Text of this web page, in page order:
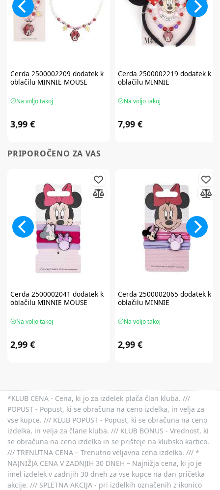
Cerda 2500002209 dodatek k
oblačilu MINNIE MOUSE
Na voljo takoj
3,99 €
Cerda 2500002219 dodatek k
oblačilu MINNIE
Na voljo takoj
7,99 €
PRIPOROČENO ZA VAS
Cerda 2500002041 dodatek k
oblačilu MINNIE MOUSE
Na voljo takoj
2,99 €
Cerda 2500002065 dodatek k
oblačilu MINNIE
Na voljo takoj
2,99 €
*KLUB CENA - Cena, ki jo za izdelek plača član kluba. ///
POPUST - Popust, ki se obračuna na ceno izdelka, in velja za
vse kupce. /// KLUB POPUST - Popust, ki se obračuna na ceno
izdelka, in velja za člane kluba. /// KLUB BONUS - Vrednost, ki
se obračuna na ceno izdelka in se prišteje na klubsko kartico.
/// TRENUTNA CENA – Trenutno veljavna cena izdelka. /// *
NAJNIŽJA CENA V ZADNJIH 30 DNEH – Najnižja cena, ki jo je
imel izdelek v zadnjih 30 dneh za vse kupce na dan pričetka
akcije. /// SPLETNA AKCIJA - pri izdelkih označenih z ikonico